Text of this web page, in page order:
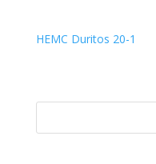
HEMC Duritos 20-1